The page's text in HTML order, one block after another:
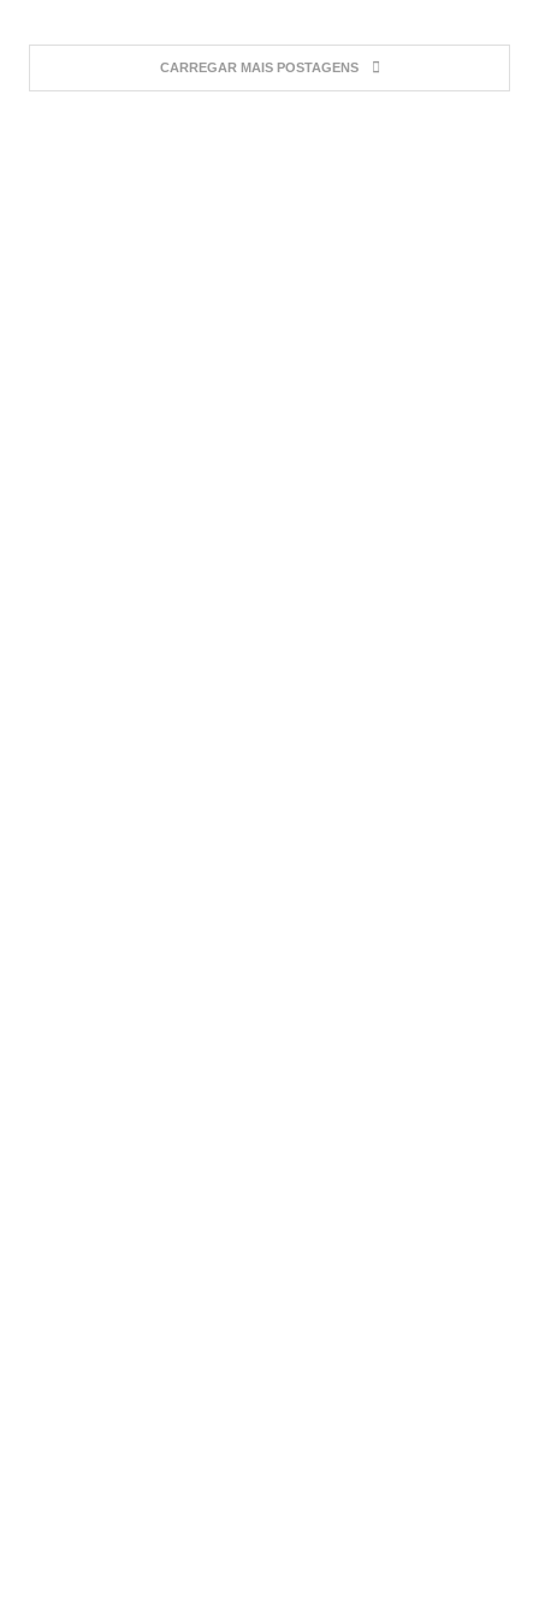
CARREGAR MAIS POSTAGENS